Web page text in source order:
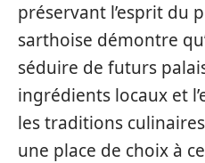
préservant l’esprit du
sarthoise démontre
séduire de futurs
ingrédients locaux et
les traditions
une place de choix à